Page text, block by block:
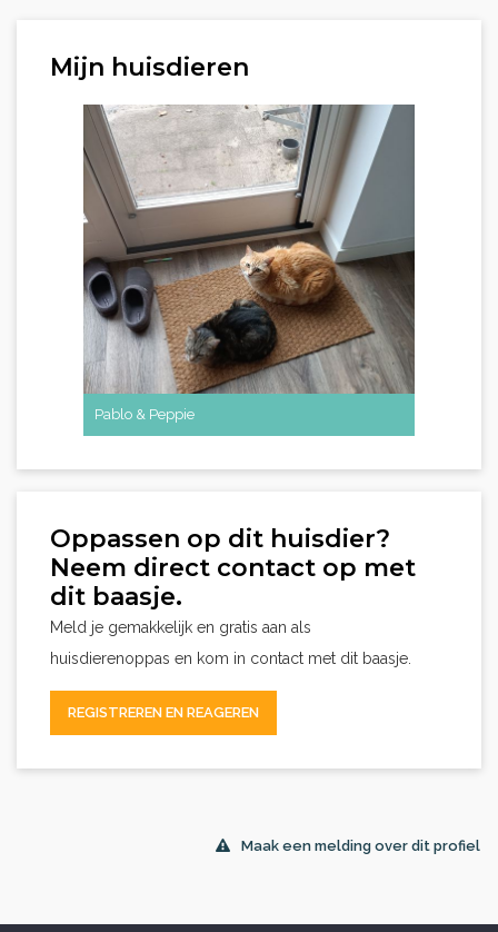
Mijn huisdieren
Pablo & Peppie
Oppassen op dit huisdier?
Neem direct contact op met
dit baasje.
Meld je gemakkelijk en gratis aan als
huisdierenoppas en kom in contact met dit baasje.
REGISTREREN EN REAGEREN
Maak een melding over dit profiel